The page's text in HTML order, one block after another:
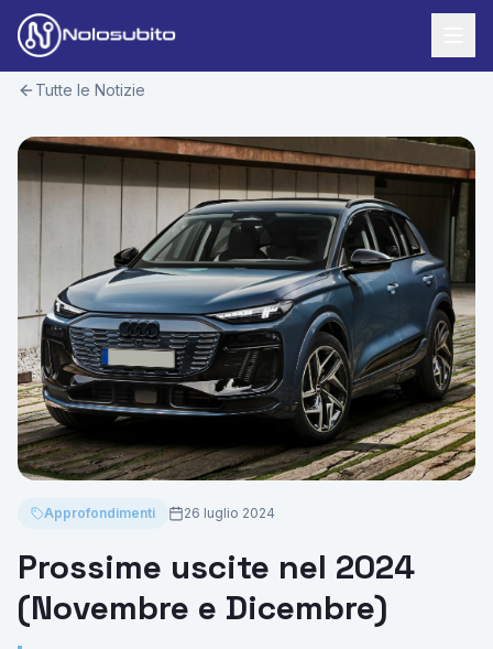
Offerte Noleggio
Offerte Business
Offerte Privati
Offerte Moto
Veicoli Commerciali
Offerte Re-Use
Usato Sicuro
Lavora con Noi
Contatti
Area Cliente
Tutte le Notizie
Approfondimenti 26 luglio 2024
Prossime uscite nel 2024
(Novembre e Dicembre)